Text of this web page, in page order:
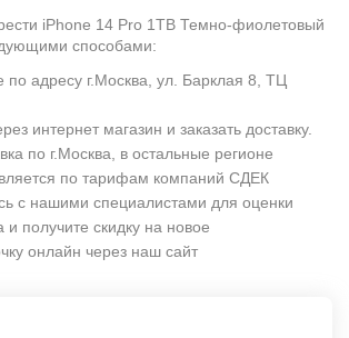
iPhone 14 Pro 1TB Темно-фиолетовый
способами:
адресу г.Москва, ул. Барклая 8, ТЦ
интернет магазин и заказать доставку.
по г.Москва, в остальные регионе
по тарифам компаний СДЕК
с нашими специалистами для оценки
и получите скидку на новое
онлайн через наш сайт